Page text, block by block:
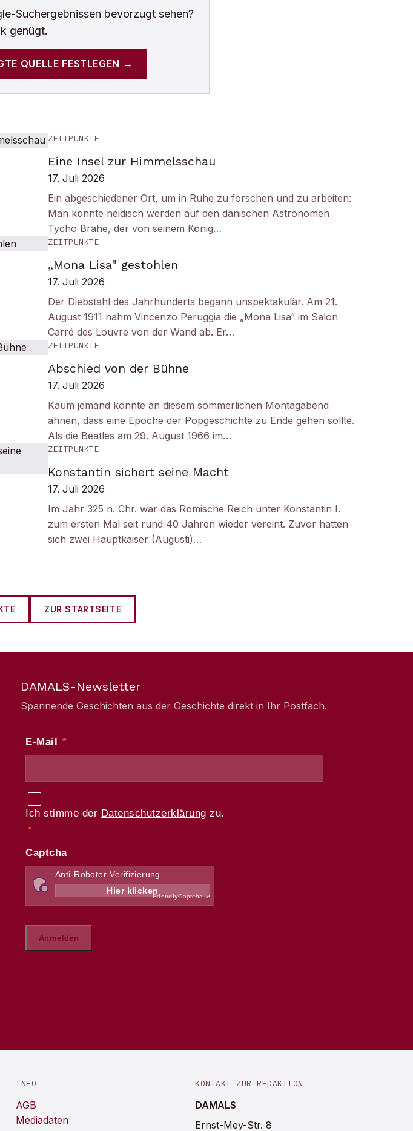
Suchergebnissen bevorzugt sehen?
genügt.
QUELLE FESTLEGEN →
ZEITPUNKTE
Eine Insel zur Himmelsschau
17. Juli 2026
Ein abgeschiedener Ort, um in Ruhe zu forschen und zu arbeiten:
Man könnte neidisch werden auf den dänischen Astronomen
Tycho Brahe, der von seinem König…
ZEITPUNKTE
„Mona Lisa" gestohlen
17. Juli 2026
Der Diebstahl des Jahrhunderts begann unspektakulär. Am 21.
August 1911 nahm Vincenzo Peruggia die „Mona Lisa“ im Salon
Carré des Louvre von der Wand ab. Er…
ZEITPUNKTE
Abschied von der Bühne
17. Juli 2026
Kaum jemand konnte an diesem sommerlichen Montagabend
ahnen, dass eine Epoche der Popgeschichte zu Ende gehen sollte.
Als die Beatles am 29. August 1966 im…
ZEITPUNKTE
Konstantin sichert seine Macht
17. Juli 2026
Im Jahr 325 n. Chr. war das Römische Reich unter Konstantin I.
zum ersten Mal seit rund 40 Jahren wieder vereint. Zuvor hatten
sich zwei Hauptkaiser (Augusti)…
ZUR STARTSEITE
DAMALS-Newsletter
Spannende Geschichten aus der Geschichte direkt in Ihr Postfach.
INFO
AGB
Mediadaten
KONTAKT ZUR REDAKTION
DAMALS
Ernst-Mey-Str. 8